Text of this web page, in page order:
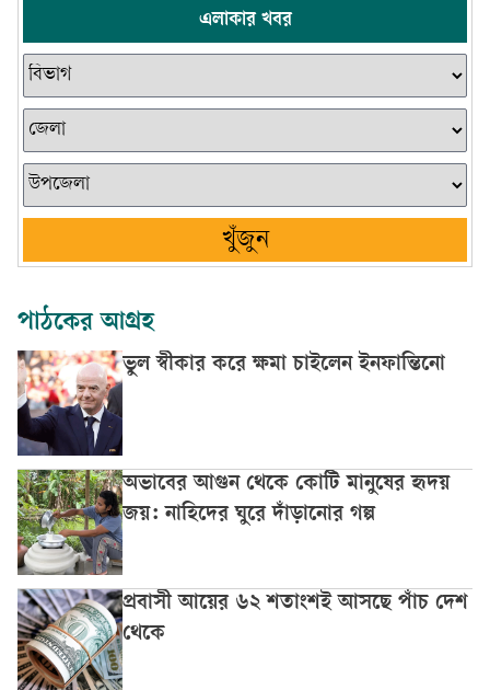
এলাকার খবর
খুঁজুন
পাঠকের আগ্রহ
ভুল স্বীকার করে ক্ষমা চাইলেন ইনফান্তিনো
অভাবের আগুন থেকে কোটি মানুষের হৃদয়
জয়: নাহিদের ঘুরে দাঁড়ানোর গল্প
প্রবাসী আয়ের ৬২ শতাংশই আসছে পাঁচ দেশ
থেকে